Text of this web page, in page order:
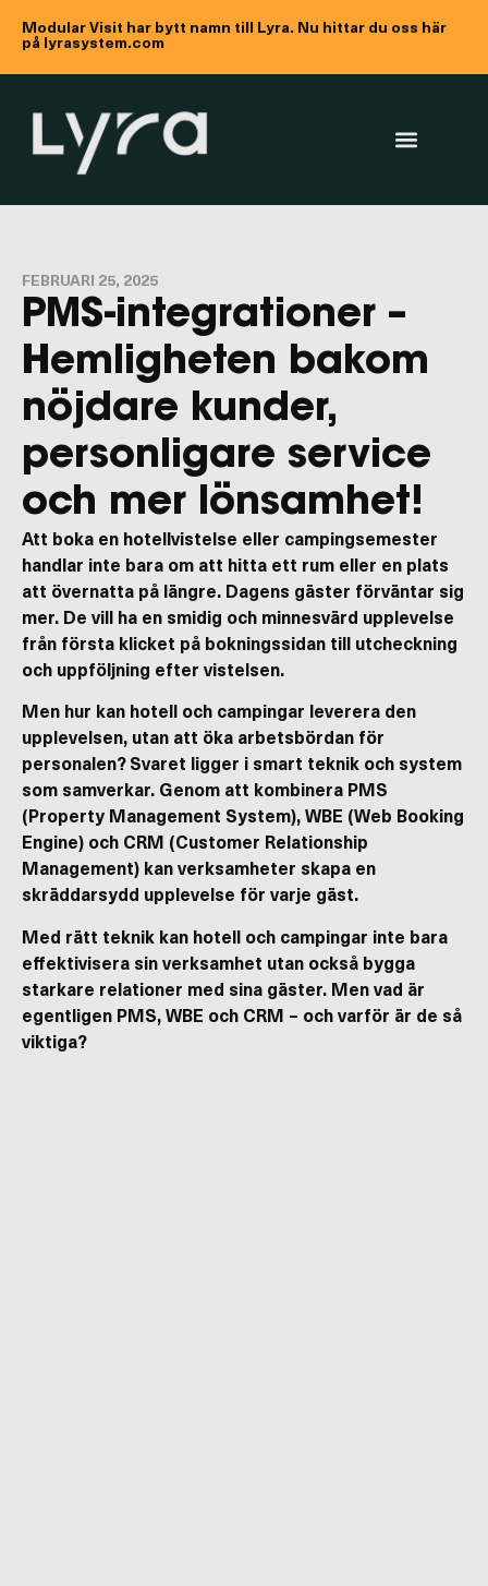
Modular Visit har bytt namn till Lyra. Nu hittar du oss här
på lyrasystem.com
FEBRUARI 25, 2025
PMS-integrationer –
Hemligheten bakom
nöjdare kunder,
personligare service
och mer lönsamhet!
Att boka en hotellvistelse eller campingsemester
handlar inte bara om att hitta ett rum eller en plats
att övernatta på längre. Dagens gäster förväntar sig
mer. De vill ha en smidig och minnesvärd upplevelse
från första klicket på bokningssidan till utcheckning
och uppföljning efter vistelsen.
Men hur kan hotell och campingar leverera den
upplevelsen, utan att öka arbetsbördan för
personalen? Svaret ligger i smart teknik och system
som samverkar. Genom att kombinera PMS
(Property Management System), WBE (Web Booking
Engine) och CRM (Customer Relationship
Management) kan verksamheter skapa en
skräddarsydd upplevelse för varje gäst.
Med rätt teknik kan hotell och campingar inte bara
effektivisera sin verksamhet utan också bygga
starkare relationer med sina gäster. Men vad är
egentligen PMS, WBE och CRM – och varför är de så
viktiga?